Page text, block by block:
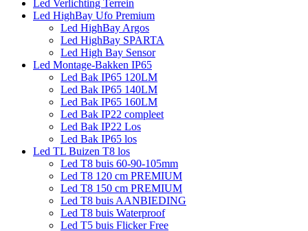
Led Verlichting Terrein
Led HighBay Ufo Premium
Led HighBay Argos
Led HighBay SPARTA
Led High Bay Sensor
Led Montage-Bakken IP65
Led Bak IP65 120LM
Led Bak IP65 140LM
Led Bak IP65 160LM
Led Bak IP22 compleet
Led Bak IP22 Los
Led Bak IP65 los
Led TL Buizen T8 los
Led T8 buis 60-90-105mm
Led T8 120 cm PREMIUM
Led T8 150 cm PREMIUM
Led T8 buis AANBIEDING
Led T8 buis Waterproof
Led T5 buis Flicker Free